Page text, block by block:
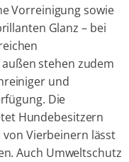
Vorreinigung sowie
Glanz – bei
stehen zudem
und
Die
Hundebesitzern
von Vierbeinern lässt
Auch Umweltschutz